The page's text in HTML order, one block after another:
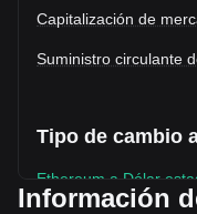
Capitalización de
Suministro circulante
Tipo de cambio
Ethereum a Dólar
Información